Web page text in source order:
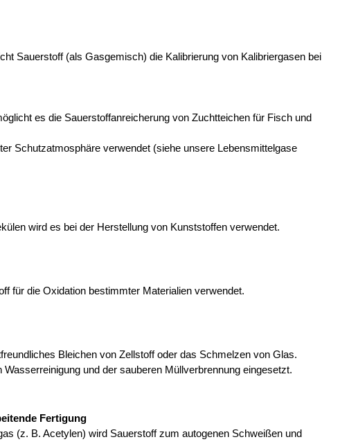
Sauerstoff (als Gasgemisch) die Kalibrierung von Kalibriergasen bei
es die Sauerstoffanreicherung von Zuchtteichen für Fisch und
Schutzatmosphäre verwendet (siehe unsere Lebensmittelgase
wird es bei der Herstellung von Kunststoffen verwendet.
für die Oxidation bestimmter Materialien verwendet.
Bleichen von Zellstoff oder das Schmelzen von Glas.
Wasserreinigung und der sauberen Müllverbrennung eingesetzt.
Fertigung
(z. B. Acetylen) wird Sauerstoff zum autogenen Schweißen und